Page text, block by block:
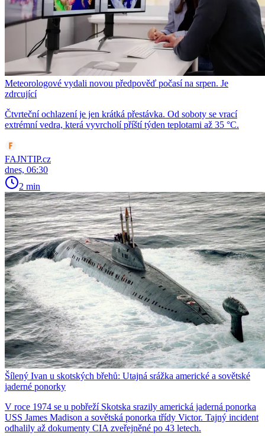
Meteorologové vydali novou předpověď počasí na srpen. Je
zdrcující
Čtvrteční ochlazení je jen krátká přestávka. Od soboty se vrací
extrémní vedra, která vyvrcholí příští týden teplotami až 35 °C.
FAJNTIP.cz
dnes, 06:30
2 min
Šílený Ivan u skotských břehů: Utajná srážka americké a sovětské
jaderné ponorky
V roce 1974 se u pobřeží Skotska srazily americká jaderná ponorka
USS James Madison a sovětská ponorka třídy Victor. Tajný incident
odhalily až dokumenty CIA zveřejněné po 43 letech.